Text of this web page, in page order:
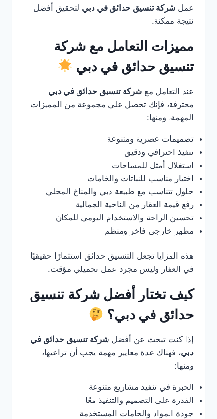
عمل شركة تنسيق حدائق في دبي لتحقيق أفضل
نتيجة ممكنة.
مميزات التعامل مع شركة
تنسيق حدائق في دبي
عند التعامل مع شركة تنسيق حدائق في دبي
محترفة، فإنك تحصل على مجموعة من المميزات
المهمة، ومنها:
تصميمات عصرية ومتنوعة
تنفيذ احترافي ودقيق
استغلال أمثل للمساحات
اختيار مناسب للنباتات والخامات
حلول تتناسب مع طبيعة دبي والمناخ المحلي
رفع قيمة العقار من الناحية الجمالية
تحسين الراحة والاستخدام اليومي للمكان
مظهر خارجي فاخر ومنظم
هذه المزايا تجعل التنسيق حدائق استثمارًا حقيقيًا
في العقار وليس مجرد عمل تجميلي مؤقت.
كيف تختار أفضل شركة تنسيق
حدائق في دبي؟
إذا كنت تبحث عن أفضل شركة تنسيق حدائق في
دبي، فهناك عدة معايير مهمة يجب أن تراعيها،
ومنها:
الخبرة في تنفيذ مشاريع متنوعة
القدرة على التصميم والتنفيذ معًا
جودة المواد والخامات المستخدمة